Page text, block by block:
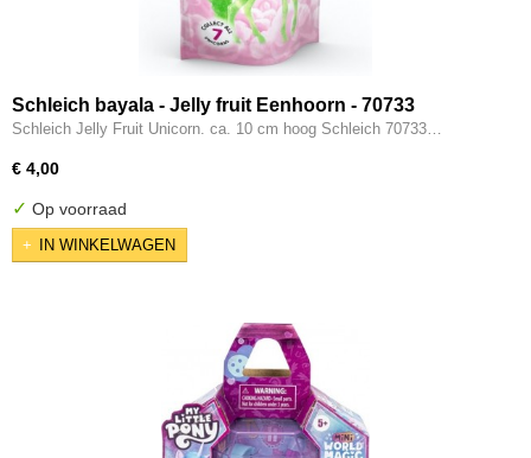
Schleich bayala - Jelly fruit Eenhoorn - 70733
Schleich Jelly Fruit Unicorn. ca. 10 cm hoog Schleich 70733…
€ 4,00
✓ Op voorraad
IN WINKELWAGEN